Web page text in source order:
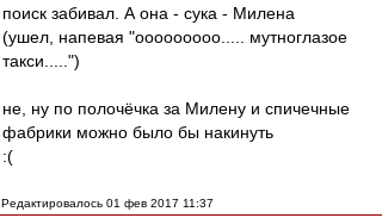
поиск забивал. А она - сука - Милена
(ушел, напевая "ооооооооо..... мутноглазое
такси.....")
не, ну по полочёчка за Милену и спичечные
фабрики можно было бы накинуть
:(
Редактировалось 01 фев 2017 11:37